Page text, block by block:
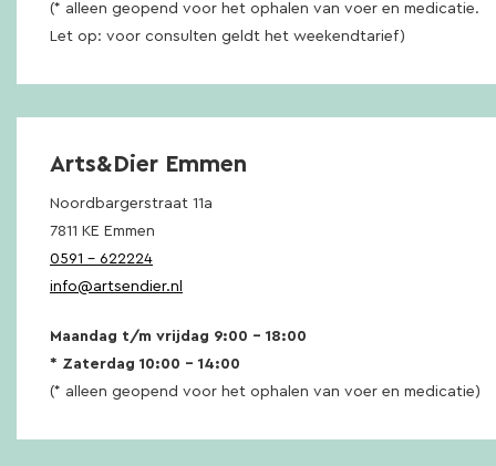
(* alleen geopend voor het ophalen van voer en medicatie.
Let op: voor consulten geldt het weekendtarief)
Arts&Dier Emmen
Noordbargerstraat 11a
7811 KE Emmen
0591 – 622224
info@artsendier.nl
Maandag t/m vrijdag 9:00 – 18:00
* Zaterdag 10:00 – 14:00
(* alleen geopend voor het ophalen van voer en medicatie)